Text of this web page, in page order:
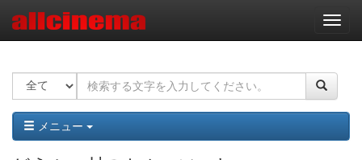
ナ
ビ
ー
ョ
ン
メニュー